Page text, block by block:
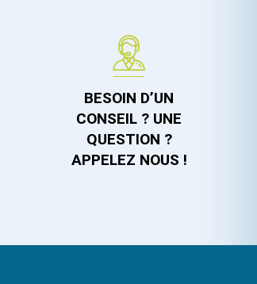
BESOIN D’UN
CONSEIL ? UNE
QUESTION ?
APPELEZ NOUS !